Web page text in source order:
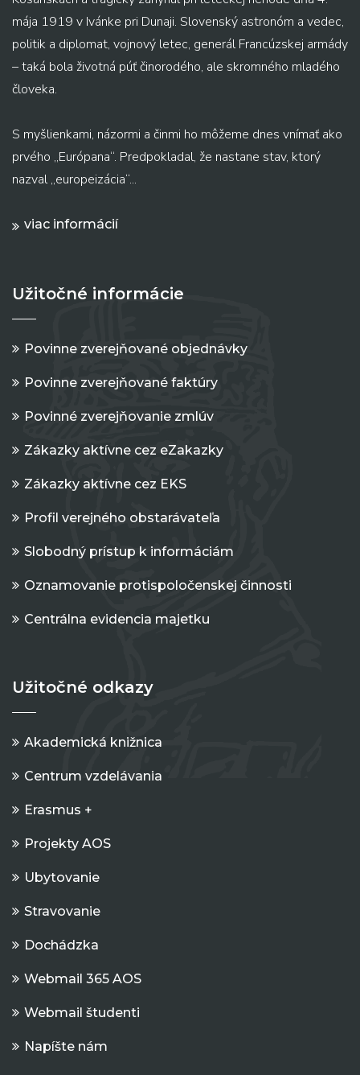
mája 1919 v Ivánke pri Dunaji. Slovenský astronóm a vedec,
politik a diplomat, vojnový letec, generál Francúzskej armády
– taká bola životná púť činorodého, ale skromného mladého
človeka.
S myšlienkami, názormi a činmi ho môžeme dnes vnímať ako
prvého „Európana“. Predpokladal, že nastane stav, ktorý
nazval „europeizácia“...
viac informácií
Užitočné informácie
Povinne zverejňované objednávky
Povinne zverejňované faktúry
Povinné zverejňovanie zmlúv
Zákazky aktívne cez eZakazky
Zákazky aktívne cez EKS
Profil verejného obstarávateľa
Slobodný prístup k informáciám
Oznamovanie protispoločenskej činnosti
Centrálna evidencia majetku
Užitočné odkazy
Akademická knižnica
Centrum vzdelávania
Erasmus +
Projekty AOS
Ubytovanie
Stravovanie
Dochádzka
Webmail 365 AOS
Webmail študenti
Napíšte nám